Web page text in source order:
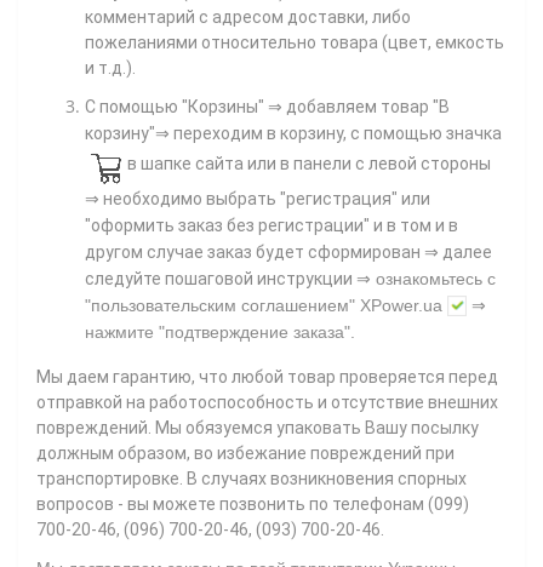
комментарий с адресом доставки, либо
пожеланиями относительно товара (цвет, емкость
и т.д.).
С помощью "Корзины" ⇒ добавляем товар "В
корзину"⇒ переходим в корзину, с помощью значка
в шапке сайта или в панели с левой стороны
⇒ необходимо выбрать "регистрация" или
"оформить заказ без регистрации" и в том и в
другом случае заказ будет сформирован ⇒ далее
следуйте пошаговой инструкции ⇒ ознакомьтесь с
"пользовательским соглашением" XPower.ua
⇒
нажмите "подтверждение заказа"
Мы даем гарантию, что любой товар проверяется перед
отправкой на работоспособность и отсутствие внешних
повреждений. Мы обязуемся упаковать Вашу посылку
должным образом, во избежание повреждений при
транспортировке. В случаях возникновения спорных
вопросов - вы можете позвонить по телефонам (099)
700-20-46, (096) 700-20-46, (093) 700-20-46.